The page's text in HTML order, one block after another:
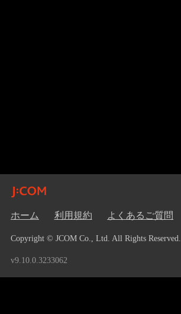
ホーム 利用規約 よくあるご質問
Copyright © JCOM Co., Ltd. All Rights Reserved.
v9.10.0.3233062